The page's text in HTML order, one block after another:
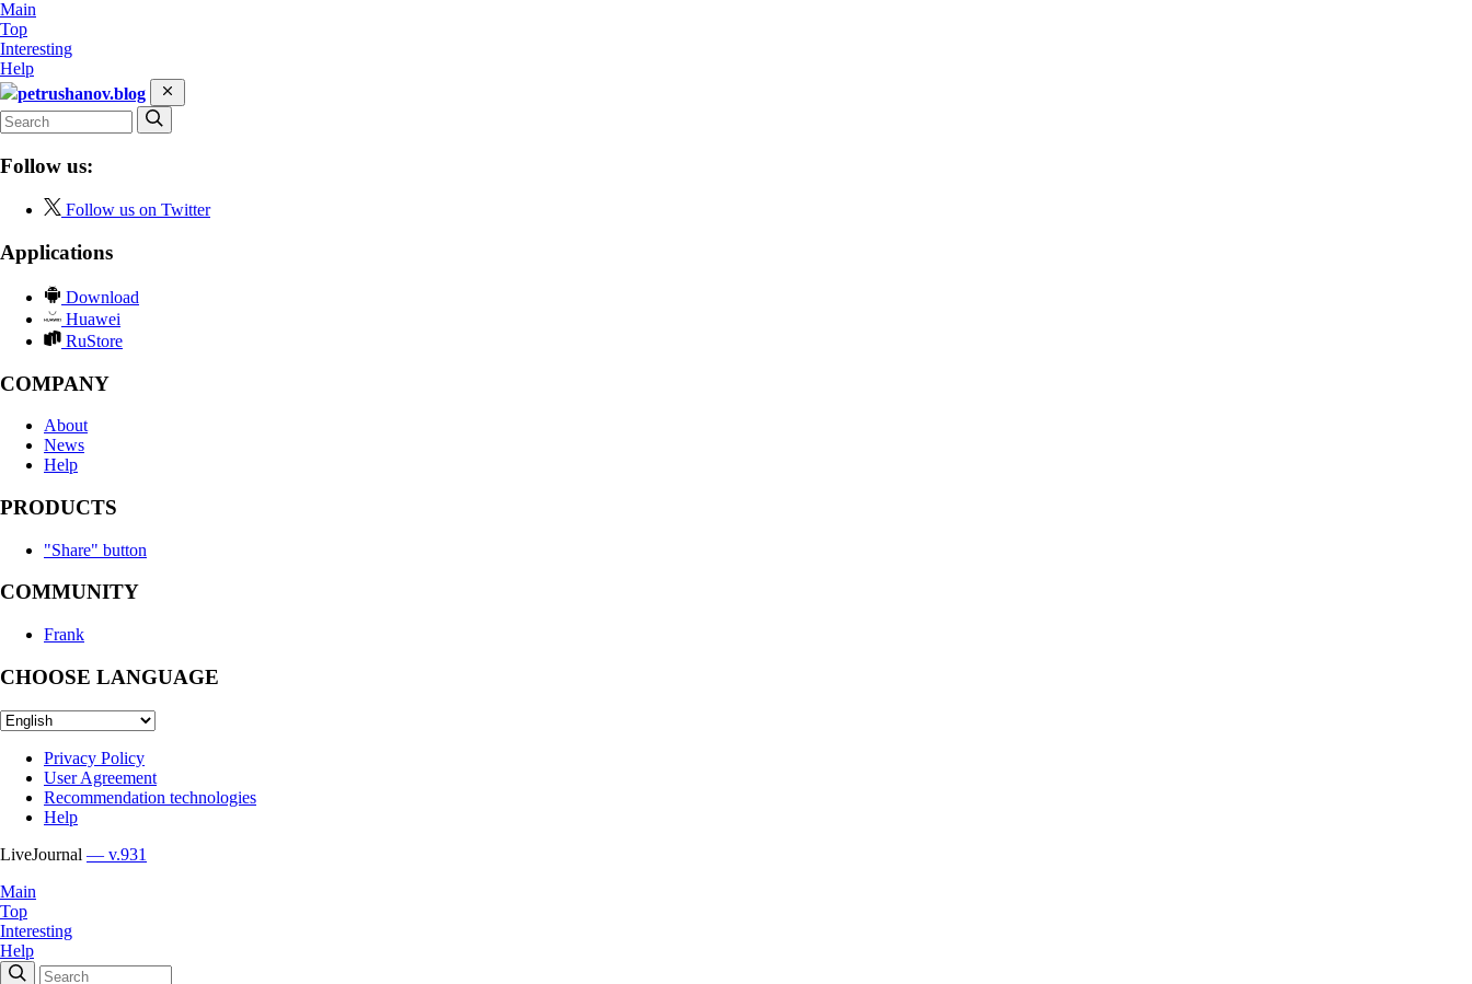
Main
Top
Interesting
Help
petrushanov.blog
Follow us:
Follow us on Twitter
Applications
Download
Huawei
RuStore
COMPANY
About
News
Help
PRODUCTS
"Share" button
COMMUNITY
Frank
CHOOSE LANGUAGE
Privacy Policy
User Agreement
Recommendation technologies
Help
LiveJournal — v.931
Main
Top
Interesting
Help